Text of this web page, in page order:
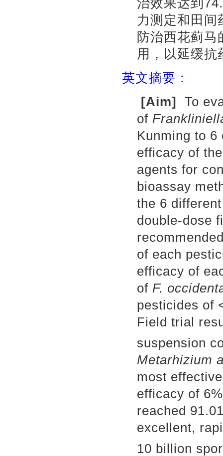
治效果达到
力测定和田间
防治西花蓟
用，以延缓抗
英文摘要：
[Aim] To
of
Kunming to
efficacy of
agents for
bioassay
the 6
double-dose
of each
efficacy of
of F.
pesticides of
Field trial
suspension
Metarhizium
most
efficacy of
reached
excellent,
10 billion